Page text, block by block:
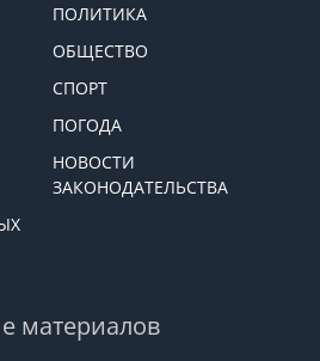
ПОЛИТИКА
ОБЩЕСТВО
СПОРТ
ПОГОДА
НОВОСТИ
ЗАКОНОДАТЕЛЬСТВА
материалов